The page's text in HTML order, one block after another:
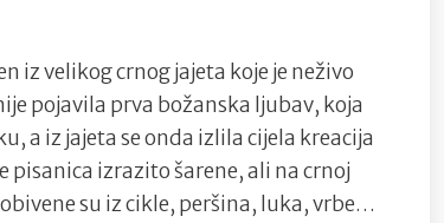
iz velikog crnog jajeta koje je neživo
pojavila prva božanska ljubav, koja
a iz jajeta se onda izlila cijela kreacija
pisanica izrazito šarene, ali na crnoj
su iz cikle, peršina, luka, vrbe…